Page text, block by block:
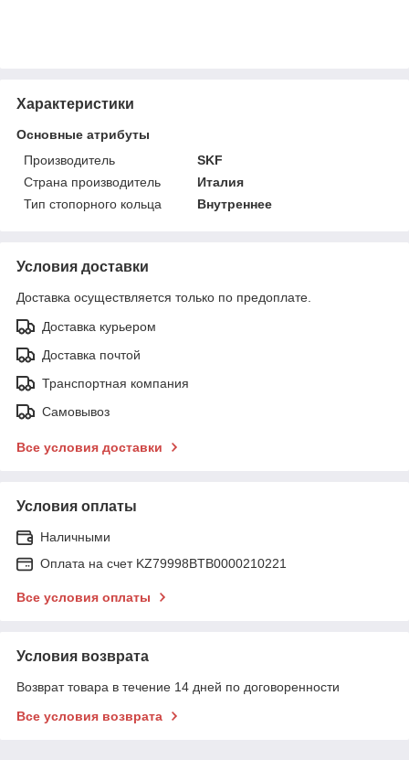
Характеристики
Основные атрибуты
Производитель
SKF
Страна производитель
Италия
Тип стопорного кольца
Внутреннее
Условия доставки
Доставка осуществляется только по предоплате.
Доставка курьером
Доставка почтой
Транспортная компания
Самовывоз
Все условия доставки
Условия оплаты
Наличными
Оплата на счет KZ79998BTB0000210221
Все условия оплаты
Условия возврата
Возврат товара в течение 14 дней по договоренности
Все условия возврата